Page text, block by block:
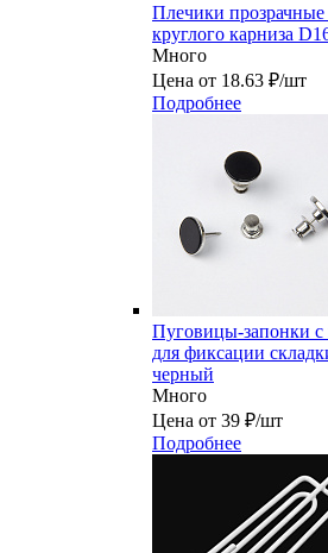
Плечики
круглого карниза
Много
Цена от 18.63 ₽/шт
Подробнее
Пуговицы-запонки с
для фиксации
черный
Много
Цена от 39 ₽/шт
Подробнее